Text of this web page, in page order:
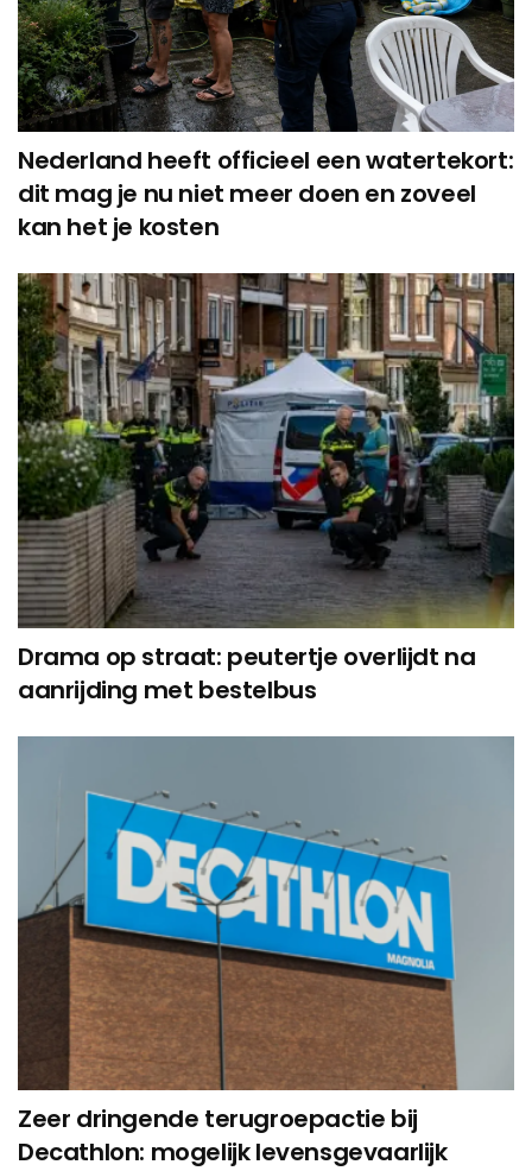
Nederland heeft officieel een watertekort:
dit mag je nu niet meer doen en zoveel
kan het je kosten
Drama op straat: peutertje overlijdt na
aanrijding met bestelbus
Zeer dringende terugroepactie bij
Decathlon: mogelijk levensgevaarlijk